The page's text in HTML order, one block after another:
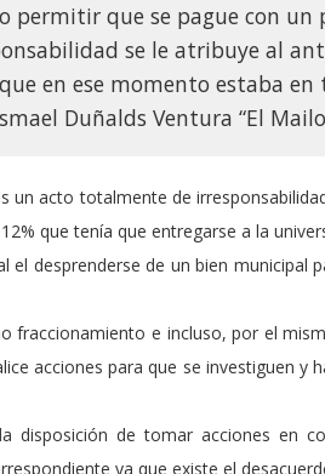
permitir que se pague con un
se le atribuye al
en ese momento estaba en
Duñalds Ventura “El
un acto totalmente de
que tenía que entregarse a la
desprenderse de un bien municipal
fraccionamiento e incluso, por el
acciones para que se investiguen y
de tomar acciones en
ya que existe el